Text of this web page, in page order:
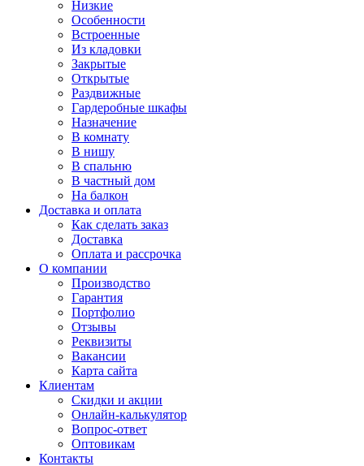
Низкие
Особенности
Встроенные
Из кладовки
Закрытые
Открытые
Раздвижные
Гардеробные шкафы
Назначение
В комнату
В нишу
В спальню
В частный дом
На балкон
Доставка и оплата
Как сделать заказ
Доставка
Оплата и рассрочка
О компании
Производство
Гарантия
Портфолио
Отзывы
Реквизиты
Вакансии
Карта сайта
Клиентам
Скидки и акции
Онлайн-калькулятор
Вопрос-ответ
Оптовикам
Контакты